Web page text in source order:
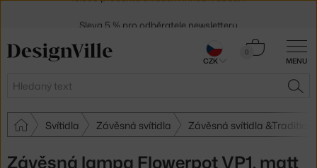
MENU
Hledat
0
Košík
Svítidla Závěsná svítidla Závěsná svítidla &Tradition
Závěsná lampa Flowerpot VP1, matt
30 dní na vrácení zboží
CZK